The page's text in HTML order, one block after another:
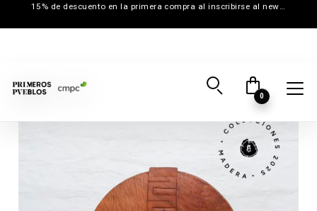
15% de descuento en la primera compra al inscribirse al newsletter
0